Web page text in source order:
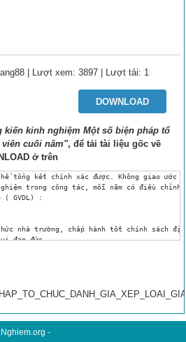
| Lượt xem: 3897 | Lượt tải: 1
DOWNLOAD
kiến kinh nghiệm Một số biện pháp tổ
cuối năm", để tải tài liệu gốc về
ở trên
thi đua một ít “ Trong cái khó – Ló cái khôn ”. Đến nay cơ bản hoàn thành quy trình tổ chức thi đua thực hiện kế hoạch năm học ở trường tiểu họcTrung Hưng . Thực tế trong nhiều năm qua tôi áp dụng và đã đạt được nhiều thành tựu khả quan. Sau đây tôi xin trình bày quy trình tổ chức thi đua thực hiện kế hoạch năm học ở trường tiểu học Trung Hưng mà tôi đã thực hiện trong nhiều năm vừa qua. Vào trung tuần tháng 10 hằng năm, Hiệu trưởng có nhiệm vụ tổ chức Hội nghị Công chức ( CC ) chức triển khai kế hoạch năm học. Để kế hoạch mang tính khả thi, Hiệu trưởng phải họp liên tịch với Ban chấp hành Công đoàn trường để xây dựng kế hoạch năm học, xây dựng các chỉ tiêu cần phải hoàn thành và biện pháp thực hiện kế hoạch năm học. Muốn cho CB – GV –NV thực hiện tốt kế hoạch năm học thì Hiệu trưởng phải tổ chức triển khai,
-